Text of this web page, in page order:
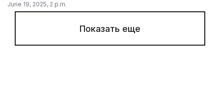
June 19, 2025, 2 p.m.
Показать еще